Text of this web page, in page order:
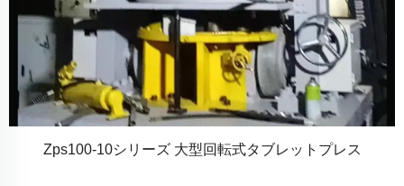
Zps100-10シリーズ 大型回転式タブレットプレス